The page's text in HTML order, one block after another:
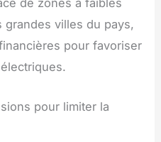
grandes villes du pays,
pour favoriser
pour limiter la